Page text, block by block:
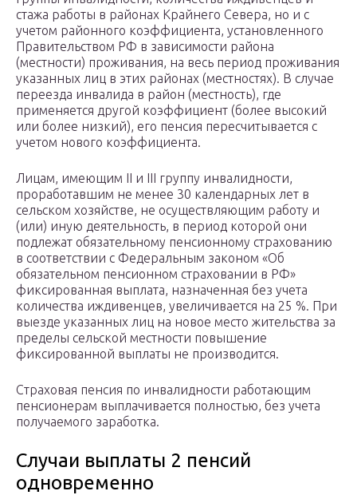
стажа работы в районах Крайнего Севера, но и с
учетом районного коэффициента, установленного
Правительством РФ в зависимости района
(местности) проживания, на весь период проживания
указанных лиц в этих районах (местностях). В случае
переезда инвалида в район (местность), где
применяется другой коэффициент (более высокий
или более низкий), его пенсия пересчитывается с
учетом нового коэффициента.
Лицам, имеющим II и III группу инвалидности,
проработавшим не менее 30 календарных лет в
сельском хозяйстве, не осуществляющим работу и
(или) иную деятельность, в период которой они
подлежат обязательному пенсионному страхованию
в соответствии с Федеральным законом «Об
обязательном пенсионном страховании в РФ»
фиксированная выплата, назначенная без учета
количества иждивенцев, увеличивается на 25 %. При
выезде указанных лиц на новое место жительства за
пределы сельской местности повышение
фиксированной выплаты не производится.
Страховая пенсия по инвалидности работающим
пенсионерам выплачивается полностью, без учета
получаемого заработка.
Случаи выплаты 2 пенсий
одновременно